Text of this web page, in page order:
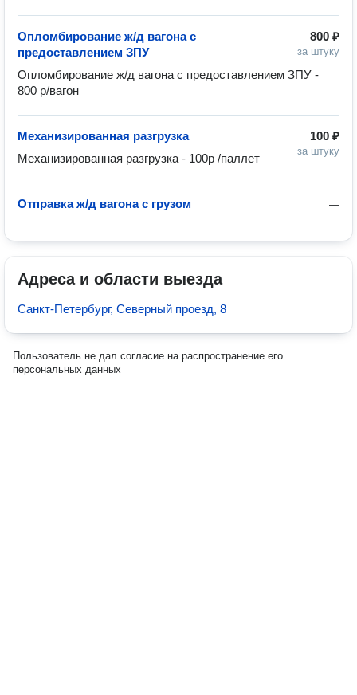
800 ₽
за штуку
Опломбирование ж/д вагона с
предоставлением ЗПУ
Опломбирование ж/д вагона с предоставлением ЗПУ -
800 р/вагон
100 ₽
за штуку
Механизированная разгрузка
Механизированная разгрузка - 100р /паллет
—
Отправка ж/д вагона с грузом
Адреса и области выезда
Санкт-Петербург, Северный проезд, 8
Пользователь не дал согласие на распространение его
персональных данных